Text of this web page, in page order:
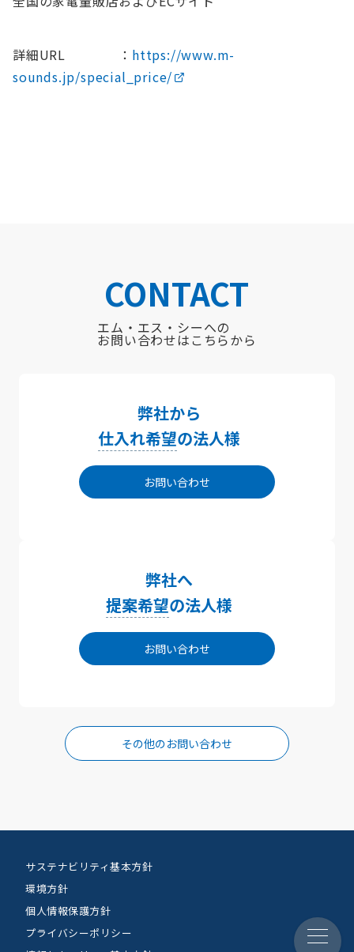
詳細URL ： https://www.m-
sounds.jp/special_price/
CONTACT
エム・エス・シーへの
お問い合わせはこちらから
弊社から
仕入れ希望の法人様
お問い合わせ
弊社へ
提案希望の法人様
お問い合わせ
その他のお問い合わせ
サステナビリティ基本方針
環境方針
個人情報保護方針
プライバシーポリシー